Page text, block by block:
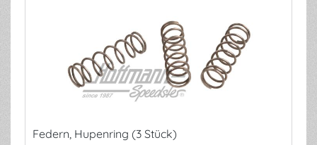
Federn, Hupenring (3 Stück)